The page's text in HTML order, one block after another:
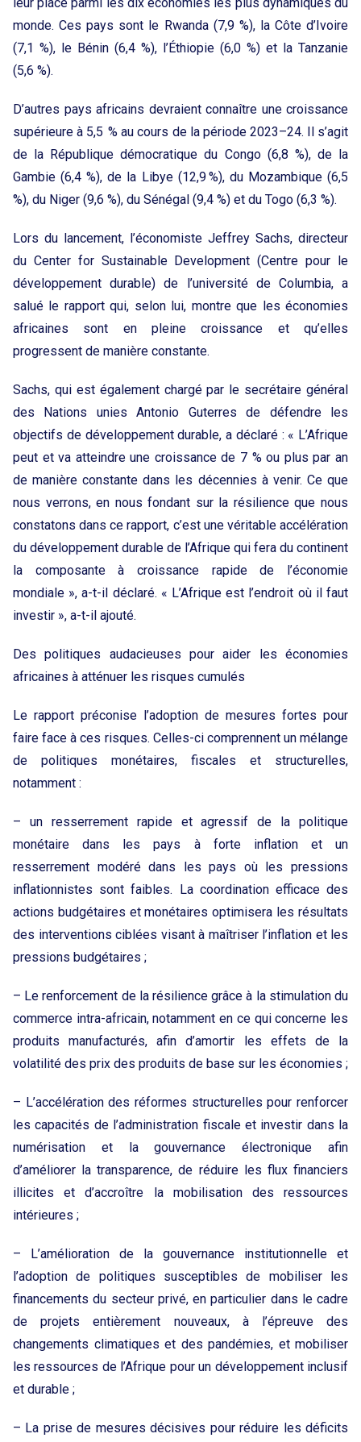
monde. Ces pays sont le Rwanda (7,9 %), la Côte d’Ivoire
(7,1 %), le Bénin (6,4 %), l’Éthiopie (6,0 %) et la Tanzanie
(5,6 %).
D’autres pays africains devraient connaître une croissance
supérieure à 5,5 % au cours de la période 2023–24. Il s’agit
de la République démocratique du Congo (6,8 %), de la
Gambie (6,4 %), de la Libye (12,9 %), du Mozambique (6,5
%), du Niger (9,6 %), du Sénégal (9,4 %) et du Togo (6,3 %).
Lors du lancement, l’économiste Jeffrey Sachs, directeur
du Center for Sustainable Development (Centre pour le
développement durable) de l’université de Columbia, a
salué le rapport qui, selon lui, montre que les économies
africaines sont en pleine croissance et qu’elles
progressent de manière constante.
Sachs, qui est également chargé par le secrétaire général
des Nations unies Antonio Guterres de défendre les
objectifs de développement durable, a déclaré : « L’Afrique
peut et va atteindre une croissance de 7 % ou plus par an
de manière constante dans les décennies à venir. Ce que
nous verrons, en nous fondant sur la résilience que nous
constatons dans ce rapport, c’est une véritable accélération
du développement durable de l’Afrique qui fera du continent
la composante à croissance rapide de l’économie
mondiale », a-t-il déclaré. « L’Afrique est l’endroit où il faut
investir », a-t-il ajouté.
Des politiques audacieuses pour aider les économies
africaines à atténuer les risques cumulés
Le rapport préconise l’adoption de mesures fortes pour
faire face à ces risques. Celles-ci comprennent un mélange
de politiques monétaires, fiscales et structurelles,
notamment :
– un resserrement rapide et agressif de la politique
monétaire dans les pays à forte inflation et un
resserrement modéré dans les pays où les pressions
inflationnistes sont faibles. La coordination efficace des
actions budgétaires et monétaires optimisera les résultats
des interventions ciblées visant à maîtriser l’inflation et les
pressions budgétaires ;
– Le renforcement de la résilience grâce à la stimulation du
commerce intra-africain, notamment en ce qui concerne les
produits manufacturés, afin d’amortir les effets de la
volatilité des prix des produits de base sur les économies ;
– L’accélération des réformes structurelles pour renforcer
les capacités de l’administration fiscale et investir dans la
numérisation et la gouvernance électronique afin
d’améliorer la transparence, de réduire les flux financiers
illicites et d’accroître la mobilisation des ressources
intérieures ;
– L’amélioration de la gouvernance institutionnelle et
l’adoption de politiques susceptibles de mobiliser les
financements du secteur privé, en particulier dans le cadre
de projets entièrement nouveaux, à l’épreuve des
changements climatiques et des pandémies, et mobiliser
les ressources de l’Afrique pour un développement inclusif
et durable ;
– La prise de mesures décisives pour réduire les déficits